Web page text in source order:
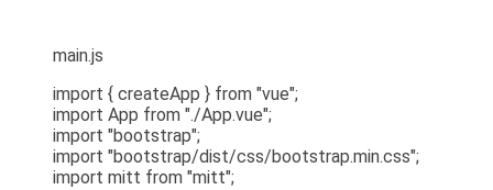
main.js
import { createApp } from "vue";
import App from "./App.vue";
import "bootstrap";
import "bootstrap/dist/css/bootstrap.min.css";
import mitt from "mitt";